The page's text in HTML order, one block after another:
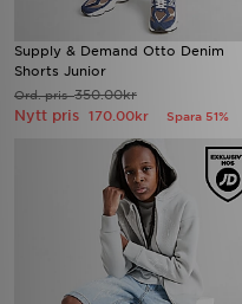
Supply & Demand Otto Denim
Shorts Junior
Ord. pris350.00kr
Nytt pris 170.00kr Spara 51%